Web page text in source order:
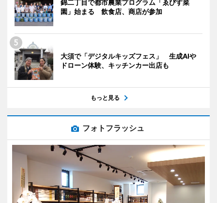
錦二丁目で都市農業プログラム「ゑびす菜
園」始まる 飲食店、商店が参加
大須で「デジタルキッズフェス」 生成AIや
ドローン体験、キッチンカー出店も
もっと見る
フォトフラッシュ